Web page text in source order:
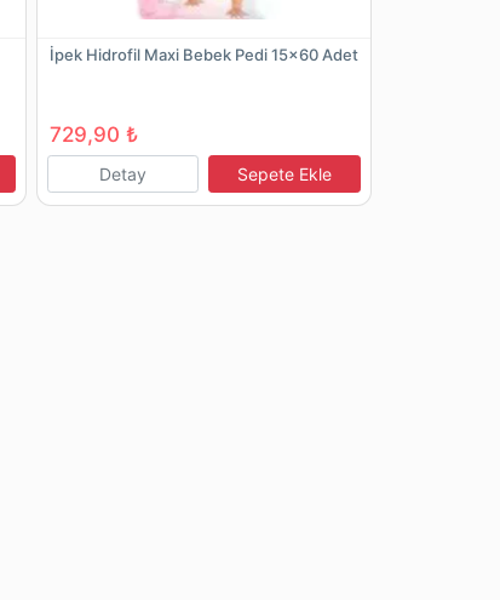
İpek Hidrofil Maxi Bebek Pedi 15x60 Adet
729,90 ₺
Detay Sepete Ekle